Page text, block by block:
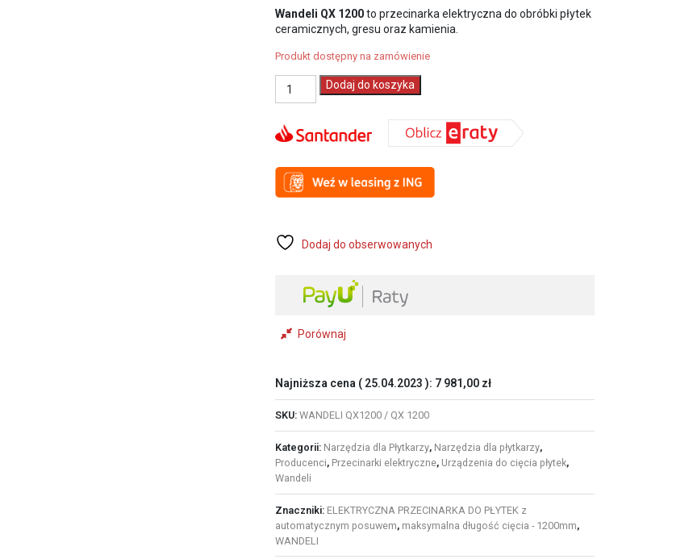
Wandeli QX 1200to przecinarka elektryczna do obróbki płytek
ceramicznych, gresu oraz kamienia.
Produkt dostępny na zamówienie
ilość
WANDELI
1200
ELEKTRYCZNA
DO
PŁYTEK
cięcia
Dodaj do koszyka
Dodaj do obserwowanych
Porównaj
Najniższa cena ( 25.04.2023 ): 7 981,00 zł
SKU: WANDELI QX1200 / QX 1200
Kategorii: Narzędzia dla Płytkarzy, Narzędzia dla płytkarzy,
Producenci, Przecinarki elektryczne, Urządzenia do cięcia płytek,
Wandeli
Znaczniki: ELEKTRYCZNA PRZECINARKA DO PŁYTEK z
automatycznym posuwem, maksymalna długość cięcia - 1200mm,
WANDELI